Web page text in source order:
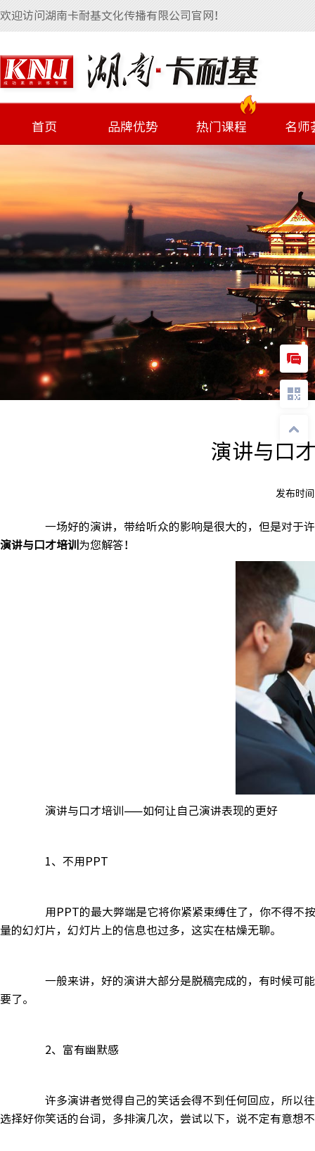
欢迎访问湖南卡耐基文化传播有限公司官网！
首页 品牌优势 热门课程 名师
演讲与口
发布时
一场好的演讲，带给听众的影响是很大的，但是对于许
演讲与口才培训 为您解答！
演讲与口才培训——如何让自己演讲表现的更好
1、不用PPT
用PPT的最大弊端是它将你紧紧束缚住了，你不得不按
量的幻灯片，幻灯片上的信息也过多，这实在枯燥无聊。
一般来讲，好的演讲大部分是脱稿完成的，有时候可能
要了。
2、富有幽默感
许多演讲者觉得自己的笑话会得不到任何回应，所以往
选择好你笑话的台词，多排演几次，尝试以下，说不定有意想